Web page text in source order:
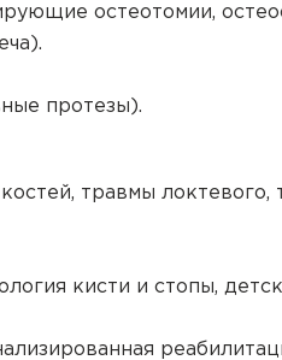
остеотомии,
протезы).
травмы локтевого,
кисти и стопы,